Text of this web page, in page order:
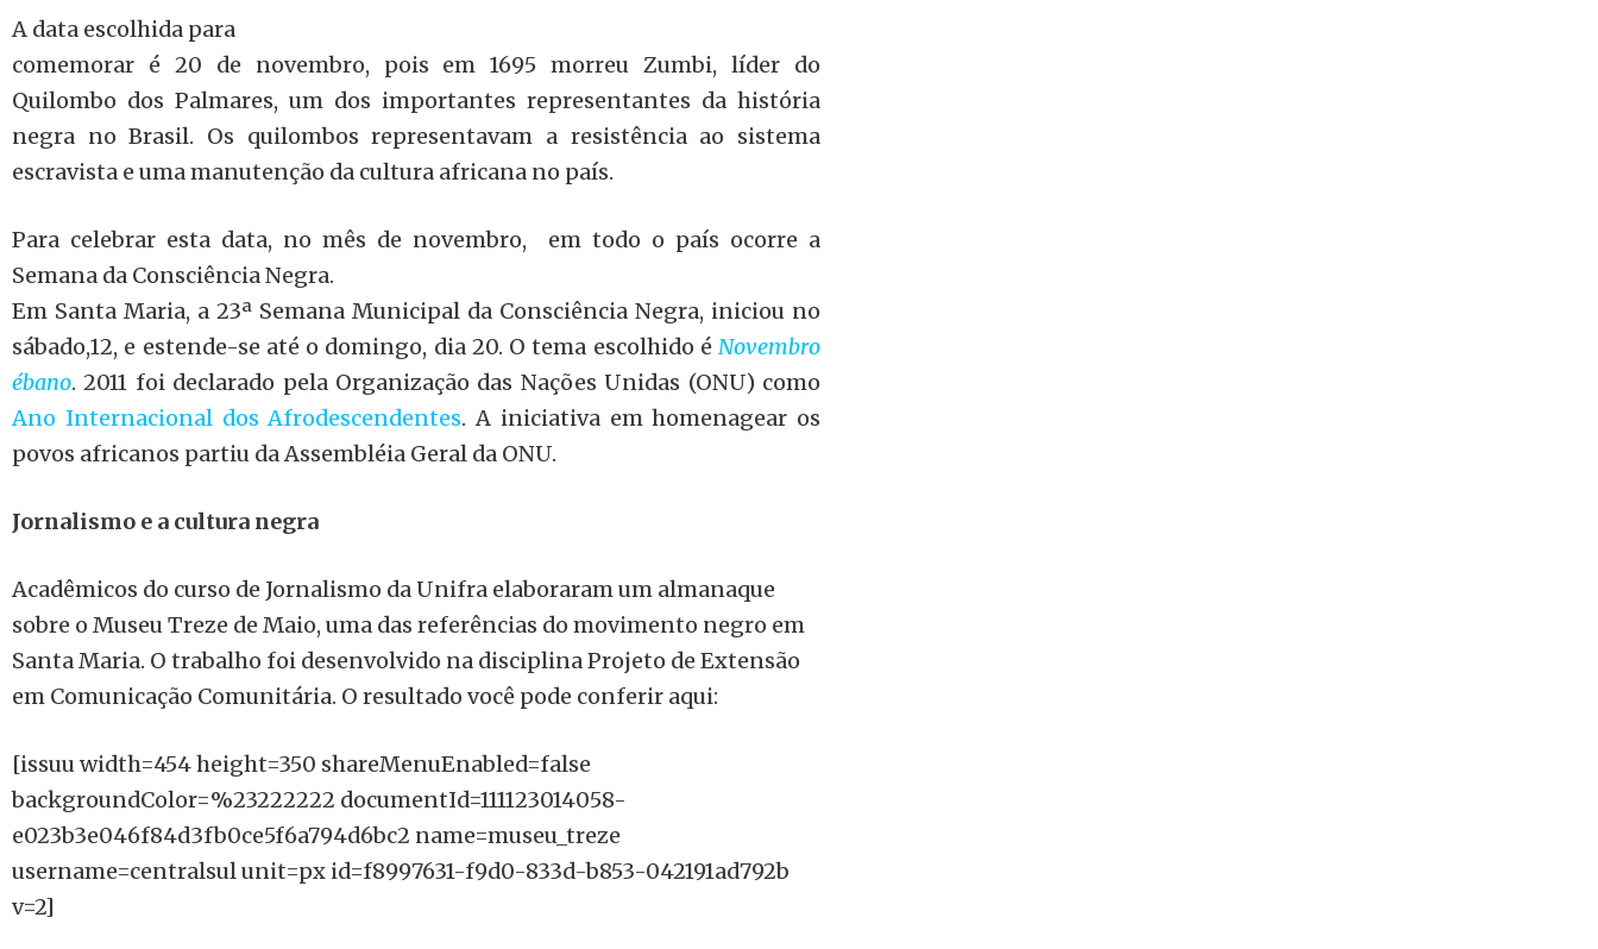
A data escolhida para
comemorar é 20 de novembro, pois em 1695 morreu Zumbi, líder do
Quilombo dos Palmares, um dos importantes representantes da história
negra no Brasil. Os quilombos representavam a resistência ao sistema
escravista e uma manutenção da cultura africana no país.
Para celebrar esta data, no mês de novembro, em todo o país ocorre a
Semana da Consciência Negra.
Em Santa Maria, a 23ª Semana Municipal da Consciência Negra, iniciou no
sábado,12, e estende-se até o domingo, dia 20. O tema escolhido é Novembro
ébano. 2011 foi declarado pela Organização das Nações Unidas (ONU) como
Ano Internacional dos Afrodescendentes. A iniciativa em homenagear os
povos africanos partiu da Assembléia Geral da ONU.
Jornalismo e a cultura negra
Acadêmicos do curso de Jornalismo da Unifra elaboraram um almanaque
sobre o Museu Treze de Maio, uma das referências do movimento negro em
Santa Maria. O trabalho foi desenvolvido na disciplina Projeto de Extensão
em Comunicação Comunitária. O resultado você pode conferir aqui:
[issuu width=454 height=350 shareMenuEnabled=false
backgroundColor=%23222222 documentId=111123014058-
e023b3e046f84d3fb0ce5f6a794d6bc2 name=museu_treze
username=centralsul unit=px id=f8997631-f9d0-833d-b853-042191ad792b
v=2]